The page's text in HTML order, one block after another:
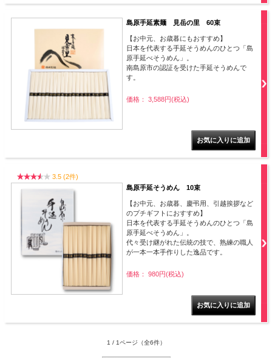
島原手延素麺 見岳の里 60束
【お中元、お歳暮にもおすすめ】
日本を代表する手延そうめんのひとつ「島
原手延べそうめん」。
南島原市の認証を受けた手延そうめんで
す。
価格： 3,588円(税込)
3.5 (2件)
島原手延そうめん 10束
【お中元、お歳暮、慶弔用、引越挨拶など
のプチギフトにおすすめ】
日本を代表する手延そうめんのひとつ「島
原手延べそうめん」。
代々受け継がれた伝統の技で、熟練の職人
が一本一本手作りした逸品です。
価格： 980円(税込)
1 / 1ページ （全6件）